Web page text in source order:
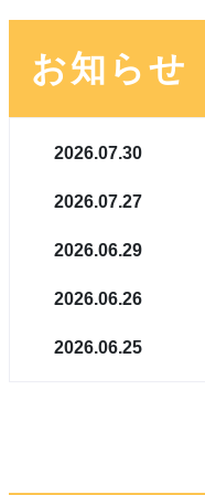
お知らせ
2026.07.30
2026.07.27
2026.06.29
2026.06.26
2026.06.25